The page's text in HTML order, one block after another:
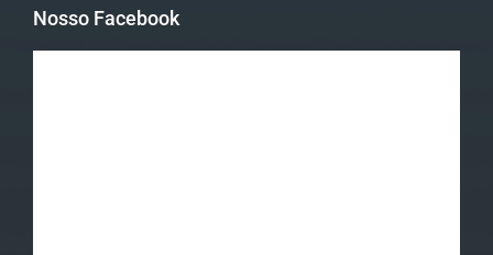
Nosso Facebook